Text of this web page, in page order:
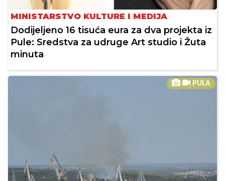
MINISTARSTVO KULTURE I MEDIJA
Dodijeljeno 16 tisuća eura za dva projekta iz
Pule: Sredstva za udruge Art studio i Žuta
minuta
PULA